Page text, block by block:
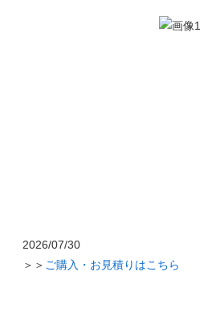
2026/07/30
＞＞ ご購入・お見積りはこちら